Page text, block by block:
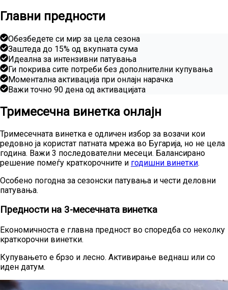
Главни предности
Обезбедете си мир за цела сезона
Заштеда до 15% од вкупната сума
Идеална за интензивни патувања
Ги покрива сите потреби без дополнителни купувања
Моментална активација при онлајн нарачка
Важи точно 90 дена од активацијата
Тримесечна винетка онлајн
Тримесечната винетка е одличен избор за возачи кои
редовно ја користат патната мрежа во Бугарија, но не цела
година. Важи 3 последователни месеци. Балансирано
решение помеѓу краткорочните и годишни винетки.
Особено погодна за сезонски патувања и чести деловни
патувања.
Предности на 3-месечната винетка
Економичноста е главна предност во споредба со неколку
краткорочни винетки.
Купувањето е брзо и лесно. Активирање веднаш или со
иден датум.